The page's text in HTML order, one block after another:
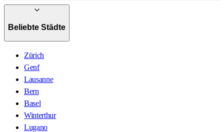
Beliebte Städte
Zürich
Genf
Lausanne
Bern
Basel
Winterthur
Lugano